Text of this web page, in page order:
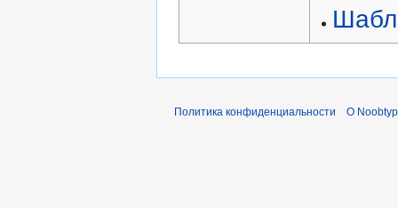
Политика конфиденциальности О